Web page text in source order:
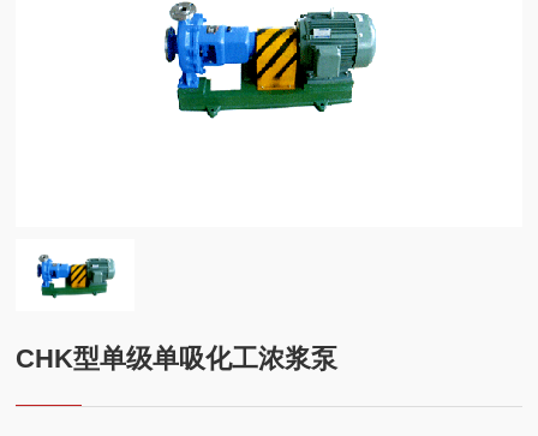
新闻
方案
CHK型单级单吸化工浓浆泵